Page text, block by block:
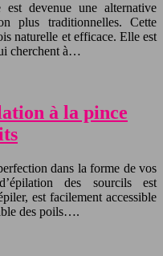
devenue une alternative
plus traditionnelles. Cette
naturelle et efficace. Elle est
cherchent à…
à la pince
dans la forme de vos
des sourcils est
est facilement accessible
des poils….